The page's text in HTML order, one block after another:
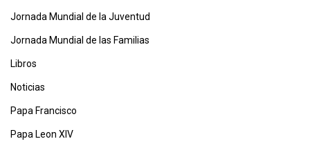
Jornada Mundial de la Juventud
Jornada Mundial de las Familias
Libros
Noticias
Papa Francisco
Papa Leon XIV